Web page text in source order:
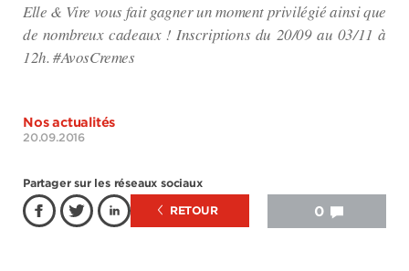
Elle & Vire vous fait gagner un moment privilégié ainsi que
de nombreux cadeaux ! Inscriptions du 20/09 au 03/11 à
12h. #AvosCremes
Nos actualités
20.09.2016
Partager sur les réseaux sociaux
0
RETOUR